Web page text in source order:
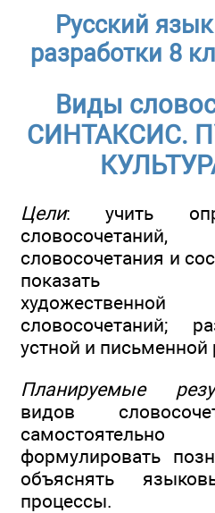
Русский
разработки 8
Виды
СИНТАКСИС.
Цели: учить
словосочетаний,
словосочетания и
показать
художественной
словосочетаний;
устной и письменной
Планируемые
видов
формулировать
объяснять
процессы.